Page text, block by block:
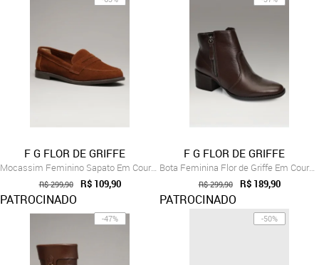
F G FLOR DE GRIFFE
Mocassim Feminino Sapato Em Couro Legíti...
R$ 299,90 R$ 109,90
PATROCINADO
F G FLOR DE GRIFFE
Bota Feminina Flor de Griffe Em Couro Le...
R$ 299,90 R$ 189,90
PATROCINADO
-47% -50%